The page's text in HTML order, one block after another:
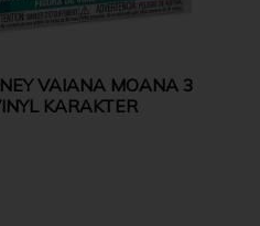
VAIANA MOANA 3
KARAKTER